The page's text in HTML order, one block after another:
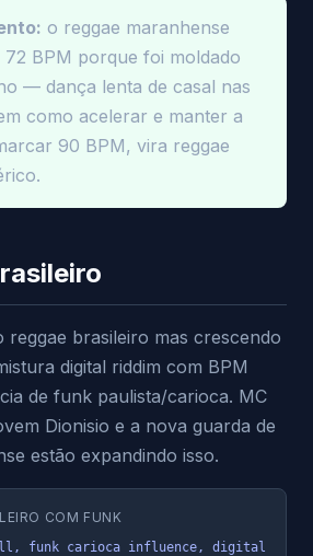
o reggae maranhense
BPM porque foi moldado
— dança lenta de casal nas
como acelerar e manter a
90 BPM, vira reggae
reggae brasileiro mas crescendo
digital riddim com BPM
de funk paulista/carioca. MC
Dionisio e a nova guarda de
estão expandindo isso.
COM FUNK
funk carioca influence, digital